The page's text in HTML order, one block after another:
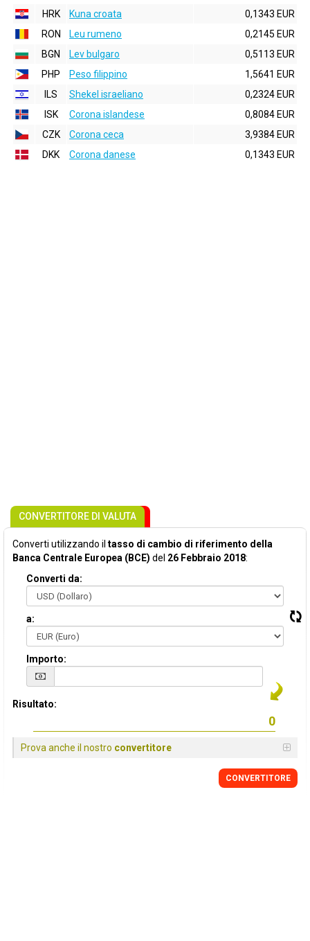
HRK
Kuna croata
0,1343 EUR
RON
Leu rumeno
0,2145 EUR
BGN
Lev bulgaro
0,5113 EUR
PHP
Peso filippino
1,5641 EUR
ILS
Shekel israeliano
0,2324 EUR
ISK
Corona islandese
0,8084 EUR
CZK
Corona ceca
3,9384 EUR
DKK
Corona danese 0,1343 EUR
CONVERTITORE DI VALUTA
Converti utilizzando il tasso di cambio di riferimento della
Banca Centrale Europea (BCE) del 26 Febbraio 2018:
Converti da:
a:
Importo:
Risultato:
Prova anche il nostro convertitore
CONVERTITORE